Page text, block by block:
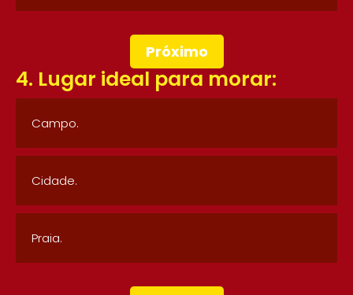
Próximo
4. Lugar ideal para morar:
Campo.
Cidade.
Praia.